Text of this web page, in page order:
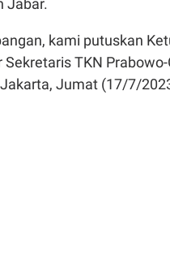
Jabar.
kami putuskan
TKN
Jumat (17/7/